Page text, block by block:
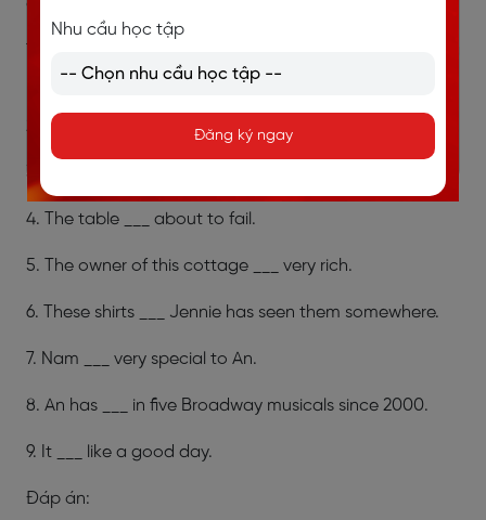
cấu trúc liên quan, điền vào ô trống từ thích hợp.
1. It seems ___ Linh and Nam are no longer in a
relationship.
2. Huy ___ so awesome in that suit.
3. He ___ likes this house.
4. The table ___ about to fail.
5. The owner of this cottage ___ very rich.
6. These shirts ___ Jennie has seen them somewhere.
7. Nam ___ very special to An.
8. An has ___ in five Broadway musicals since 2000.
9. It ___ like a good day.
Đáp án:
Nhu cầu học tập
Đăng ký ngay